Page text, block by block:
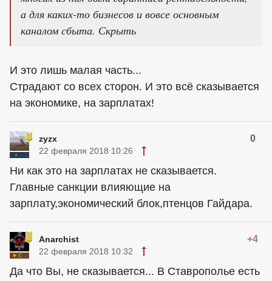
а для каких-то бизнесов и вовсе основным
каналом сбыта. Скрыть
И это лишь малая часть...
Страдают со всех сторон. И это всё сказывается
на экономике, на зарплатах!
zyzx 0
22 февраля 2018 10:26
Ни как это на зарплатах не сказывается.
Главные санкции влияющие на
зарплату,экономический блок,птенцов Гайдара.
Anarchist +4
22 февраля 2018 10:32
Да что Вы, не сказывается... В Ставрополье есть